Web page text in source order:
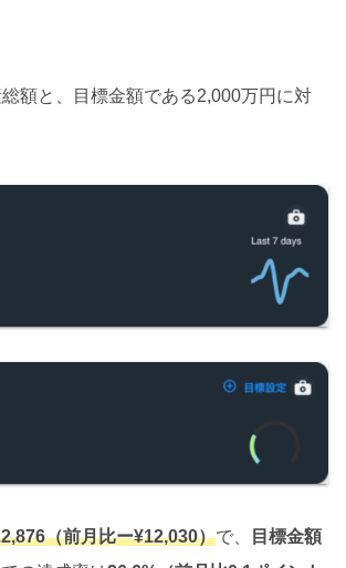
額と、目標金額である2,000万円に対
（前月比ー¥12,030）で、
目標金額